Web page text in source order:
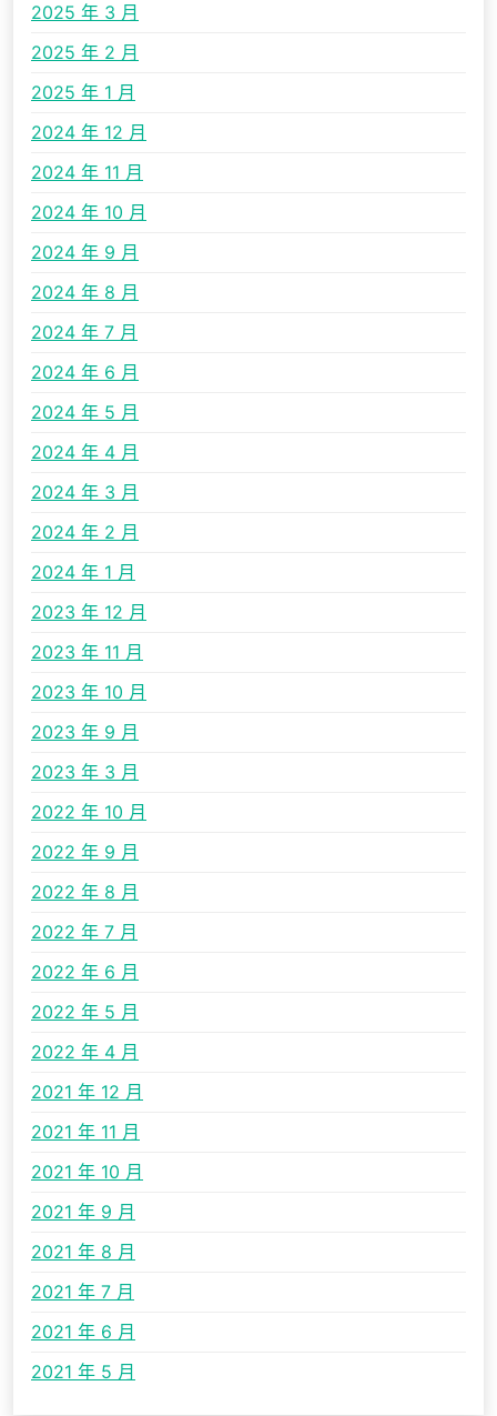
2025 年 3 月
2025 年 2 月
2025 年 1 月
2024 年 12 月
2024 年 11 月
2024 年 10 月
2024 年 9 月
2024 年 8 月
2024 年 7 月
2024 年 6 月
2024 年 5 月
2024 年 4 月
2024 年 3 月
2024 年 2 月
2024 年 1 月
2023 年 12 月
2023 年 11 月
2023 年 10 月
2023 年 9 月
2023 年 3 月
2022 年 10 月
2022 年 9 月
2022 年 8 月
2022 年 7 月
2022 年 6 月
2022 年 5 月
2022 年 4 月
2021 年 12 月
2021 年 11 月
2021 年 10 月
2021 年 9 月
2021 年 8 月
2021 年 7 月
2021 年 6 月
2021 年 5 月